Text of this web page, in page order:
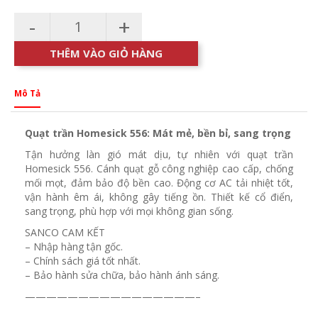
- +
THÊM VÀO GIỎ HÀNG
Mô Tả
Quạt trần Homesick 556: Mát mẻ, bền bỉ, sang trọng
Tận hưởng làn gió mát dịu, tự nhiên với quạt trần
Homesick 556. Cánh quạt gỗ công nghiệp cao cấp, chống
mối mọt, đảm bảo độ bền cao. Động cơ AC tải nhiệt tốt,
vận hành êm ái, không gây tiếng ồn. Thiết kế cổ điển,
sang trọng, phù hợp với mọi không gian sống.
SANCO CAM KẾT
– Nhập hàng tận gốc.
– Chính sách giá tốt nhất.
– Bảo hành sửa chữa, bảo hành ánh sáng.
————————————————–